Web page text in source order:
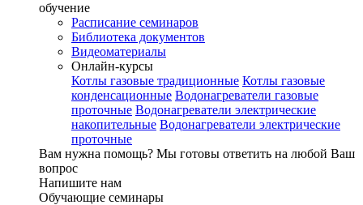
обучение
Расписание семинаров
Библиотека документов
Видеоматериалы
Онлайн-курсы
Котлы газовые традиционные Котлы газовые
конденсационные Водонагреватели газовые
проточные Водонагреватели электрические
накопительные Водонагреватели электрические
проточные
Вам нужна помощь? Мы готовы ответить на любой Ваш
вопрос
Напишите нам
Обучающие семинары